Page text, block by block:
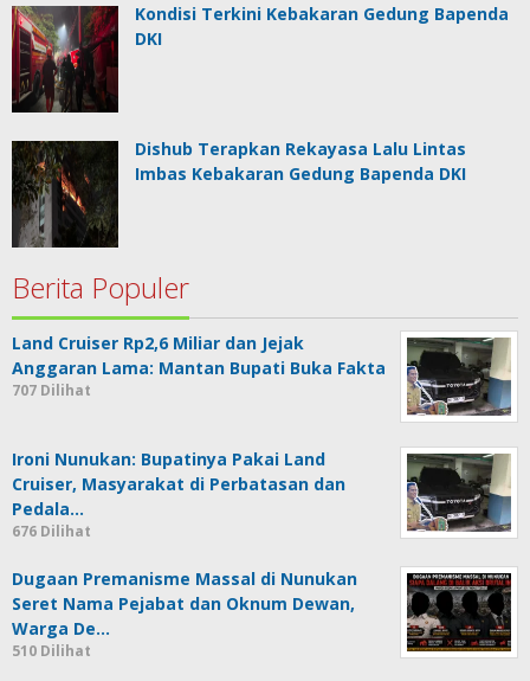
Kondisi Terkini Kebakaran Gedung Bapenda
DKI
Dishub Terapkan Rekayasa Lalu Lintas
Imbas Kebakaran Gedung Bapenda DKI
Berita Populer
Land Cruiser Rp2,6 Miliar dan Jejak
Anggaran Lama: Mantan Bupati Buka Fakta
707 Dilihat
Ironi Nunukan: Bupatinya Pakai Land
Cruiser, Masyarakat di Perbatasan dan
Pedala…
676 Dilihat
Dugaan Premanisme Massal di Nunukan
Seret Nama Pejabat dan Oknum Dewan,
Warga De…
510 Dilihat